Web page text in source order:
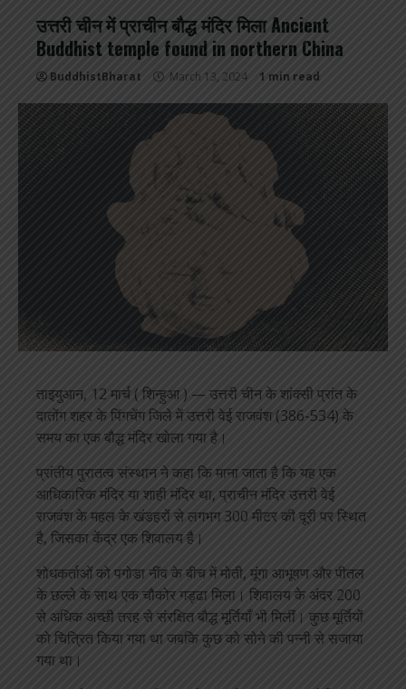
उत्तरी चीन में प्राचीन बौद्ध मंदिर मिला Ancient
Buddhist temple found in northern China
BuddhistBharat March 13, 2024 1 min read
ताइयुआन, 12 मार्च ( शिन्हुआ ) — उत्तरी चीन के शांक्सी प्रांत के
दातोंग शहर के पिंगचेंग जिले में उत्तरी वेई राजवंश (386-534) के
समय का एक बौद्ध मंदिर खोला गया है।
प्रांतीय पुरातत्व संस्थान ने कहा कि माना जाता है कि यह एक
आधिकारिक मंदिर या शाही मंदिर था, प्राचीन मंदिर उत्तरी वेई
राजवंश के महल के खंडहरों से लगभग 300 मीटर की दूरी पर स्थित
है, जिसका केंद्र एक शिवालय है।
शोधकर्ताओं को पगोडा नींव के बीच में मोती, मूंगा आभूषण और पीतल
के छल्ले के साथ एक चौकोर गड्ढा मिला। शिवालय के अंदर 200
से अधिक अच्छी तरह से संरक्षित बौद्ध मूर्तियाँ भी मिलीं। कुछ मूर्तियों
को चित्रित किया गया था जबकि कुछ को सोने की पन्नी से सजाया
गया था।